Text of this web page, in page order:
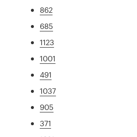
862
685
1123
1001
491
1037
905
371